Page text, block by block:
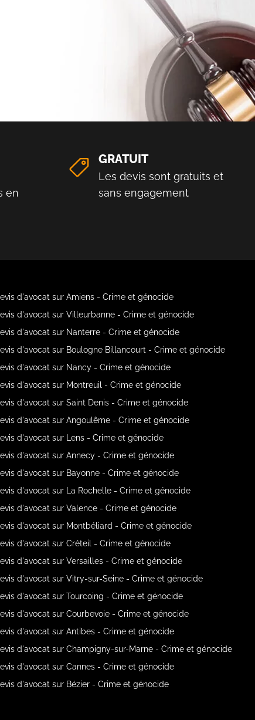
en
GRATUIT
Les devis sont gratuits et
sans engagement
d'avocat sur Amiens - Crime et génocide
d'avocat sur Villeurbanne - Crime et génocide
d'avocat sur Nanterre - Crime et génocide
d'avocat sur Boulogne Billancourt - Crime et génocide
d'avocat sur Nancy - Crime et génocide
d'avocat sur Montreuil - Crime et génocide
d'avocat sur Saint Denis - Crime et génocide
d'avocat sur Angoulême - Crime et génocide
d'avocat sur Lens - Crime et génocide
d'avocat sur Annecy - Crime et génocide
d'avocat sur Bayonne - Crime et génocide
d'avocat sur La Rochelle - Crime et génocide
d'avocat sur Valence - Crime et génocide
d'avocat sur Montbéliard - Crime et génocide
d'avocat sur Créteil - Crime et génocide
d'avocat sur Versailles - Crime et génocide
d'avocat sur Vitry-sur-Seine - Crime et génocide
d'avocat sur Tourcoing - Crime et génocide
d'avocat sur Courbevoie - Crime et génocide
d'avocat sur Antibes - Crime et génocide
d'avocat sur Champigny-sur-Marne - Crime et génocide
d'avocat sur Cannes - Crime et génocide
d'avocat sur Bézier - Crime et génocide